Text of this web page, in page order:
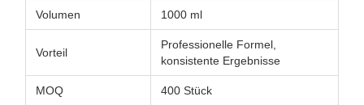
Volumen 1000 ml
Vorteil
Professionelle Formel,
konsistente Ergebnisse
MOQ 400 Stück